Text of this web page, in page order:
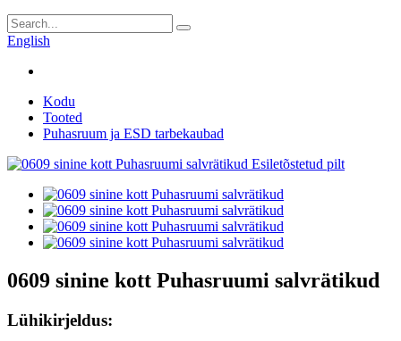
English
Kodu
Tooted
Puhasruum ja ESD tarbekaubad
0609 sinine kott Puhasruumi salvrätikud
Lühikirjeldus: